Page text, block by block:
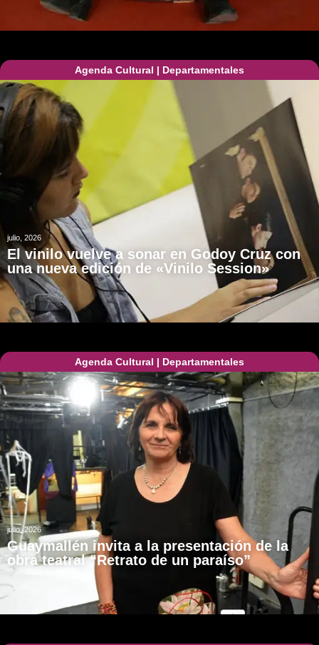
Agenda Cultural | Departamentales
julio, 2026
El vinilo vuelve a sonar en Godoy Cruz con
una nueva edición de «Vinilo Session»
Agenda Cultural | Departamentales
julio, 2026
Guaymallén invita a la presentación de la
obra teatral “Retrato de un paraíso”